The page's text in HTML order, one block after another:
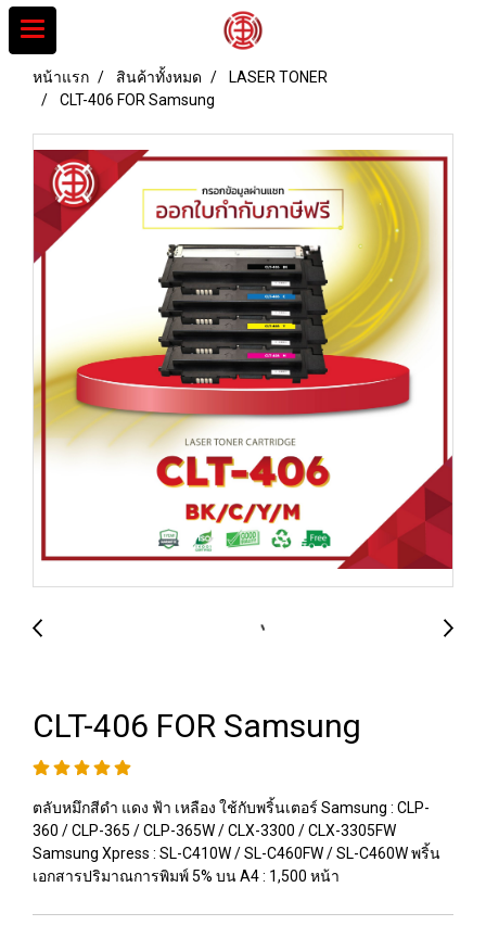
หน้าแรก สินค้าทั้งหมด
LASER TONER
CLT-406 FOR Samsung
CLT-406 FOR Samsung
ตลับหมึกสีดำ แดง ฟ้า เหลือง ใช้กับพริ้นเตอร์ Samsung : CLP-
360 / CLP-365 / CLP-365W / CLX-3300 / CLX-3305FW
Samsung Xpress : SL-C410W / SL-C460FW / SL-C460W พริ้น
เอกสารปริมาณการพิมพ์ 5% บน A4 : 1,500 หน้า